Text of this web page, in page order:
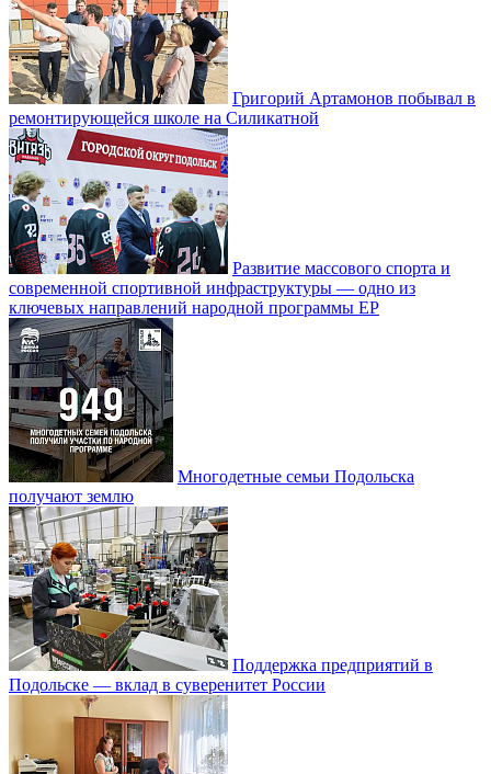
Григорий Артамонов побывал в
ремонтирующейся школе на Силикатной
Развитие массового спорта и
современной спортивной инфраструктуры — одно из
ключевых направлений народной программы ЕР
Многодетные семьи Подольска
получают землю
Поддержка предприятий в
Подольске — вклад в суверенитет России